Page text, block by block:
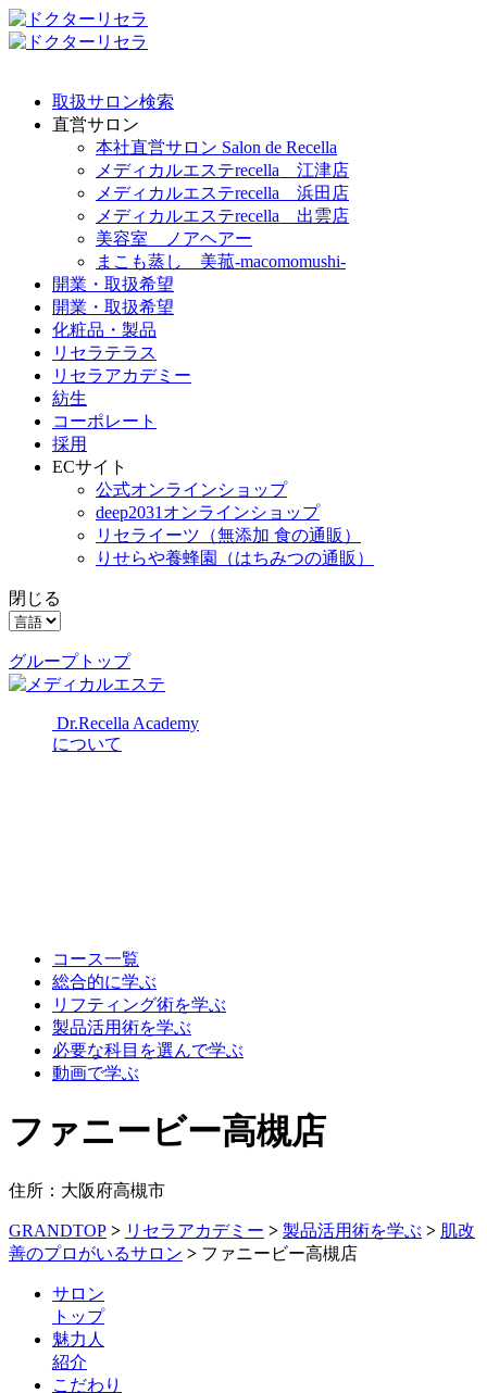
取扱サロン検索
直営サロン
本社直営サロン Salon de Recella
メディカルエステrecella 江津店
メディカルエステrecella 浜田店
メディカルエステrecella 出雲店
美容室 ノアヘアー
まこも蒸し 美菰-macomomushi-
開業・取扱希望
開業・取扱希望
化粧品・製品
リセラテラス
リセラアカデミー
紡生
コーポレート
採用
ECサイト
公式オンラインショップ
deep2031オンラインショップ
リセライーツ （無添加 食の通販）
りせらや養蜂園
（はちみつの通販）
閉じる
グループトップ
Dr.Recella Academy
について
コース一覧
総合的に学ぶ
リフティング術を学ぶ
製品活用術を学ぶ
必要な科目を選んで学ぶ
動画で学ぶ
ファニービー高槻店
住所：大阪府高槻市
GRANDTOP > リセラアカデミー > 製品活用術を学ぶ > 肌改
善のプロがいるサロン > ファニービー高槻店
サロン
トップ
魅力人
紹介
こだわり